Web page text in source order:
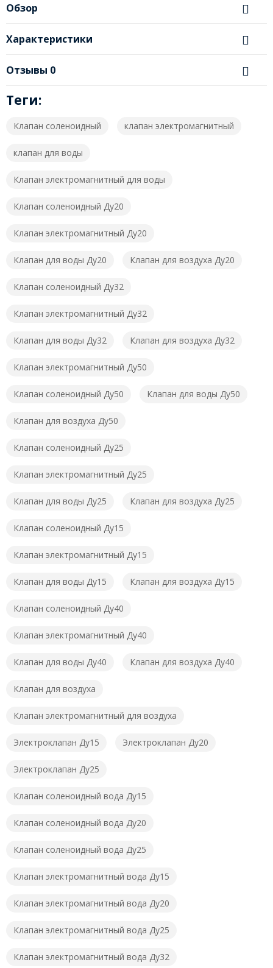
Обзор
Характеристики
Отзывы 0
Теги:
Клапан соленоидный клапан электромагнитный
клапан для воды
Клапан электромагнитный для воды
Клапан соленоидный Ду20
Клапан электромагнитный Ду20
Клапан для воды Ду20 Клапан для воздуха Ду20
Клапан соленоидный Ду32
Клапан электромагнитный Ду32
Клапан для воды Ду32 Клапан для воздуха Ду32
Клапан электромагнитный Ду50
Клапан соленоидный Ду50 Клапан для воды Ду50
Клапан для воздуха Ду50
Клапан соленоидный Ду25
Клапан электромагнитный Ду25
Клапан для воды Ду25 Клапан для воздуха Ду25
Клапан соленоидный Ду15
Клапан электромагнитный Ду15
Клапан для воды Ду15 Клапан для воздуха Ду15
Клапан соленоидный Ду40
Клапан электромагнитный Ду40
Клапан для воды Ду40 Клапан для воздуха Ду40
Клапан для воздуха
Клапан электромагнитный для воздуха
Электроклапан Ду15 Электроклапан Ду20
Электроклапан Ду25
Клапан соленоидный вода Ду15
Клапан соленоидный вода Ду20
Клапан соленоидный вода Ду25
Клапан электромагнитный вода Ду15
Клапан электромагнитный вода Ду20
Клапан электромагнитный вода Ду25
Клапан электромагнитный вода Ду32